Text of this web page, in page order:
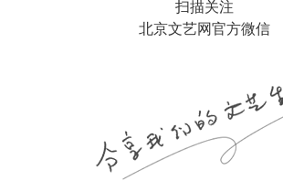
扫描关注
北京文艺网官方微信